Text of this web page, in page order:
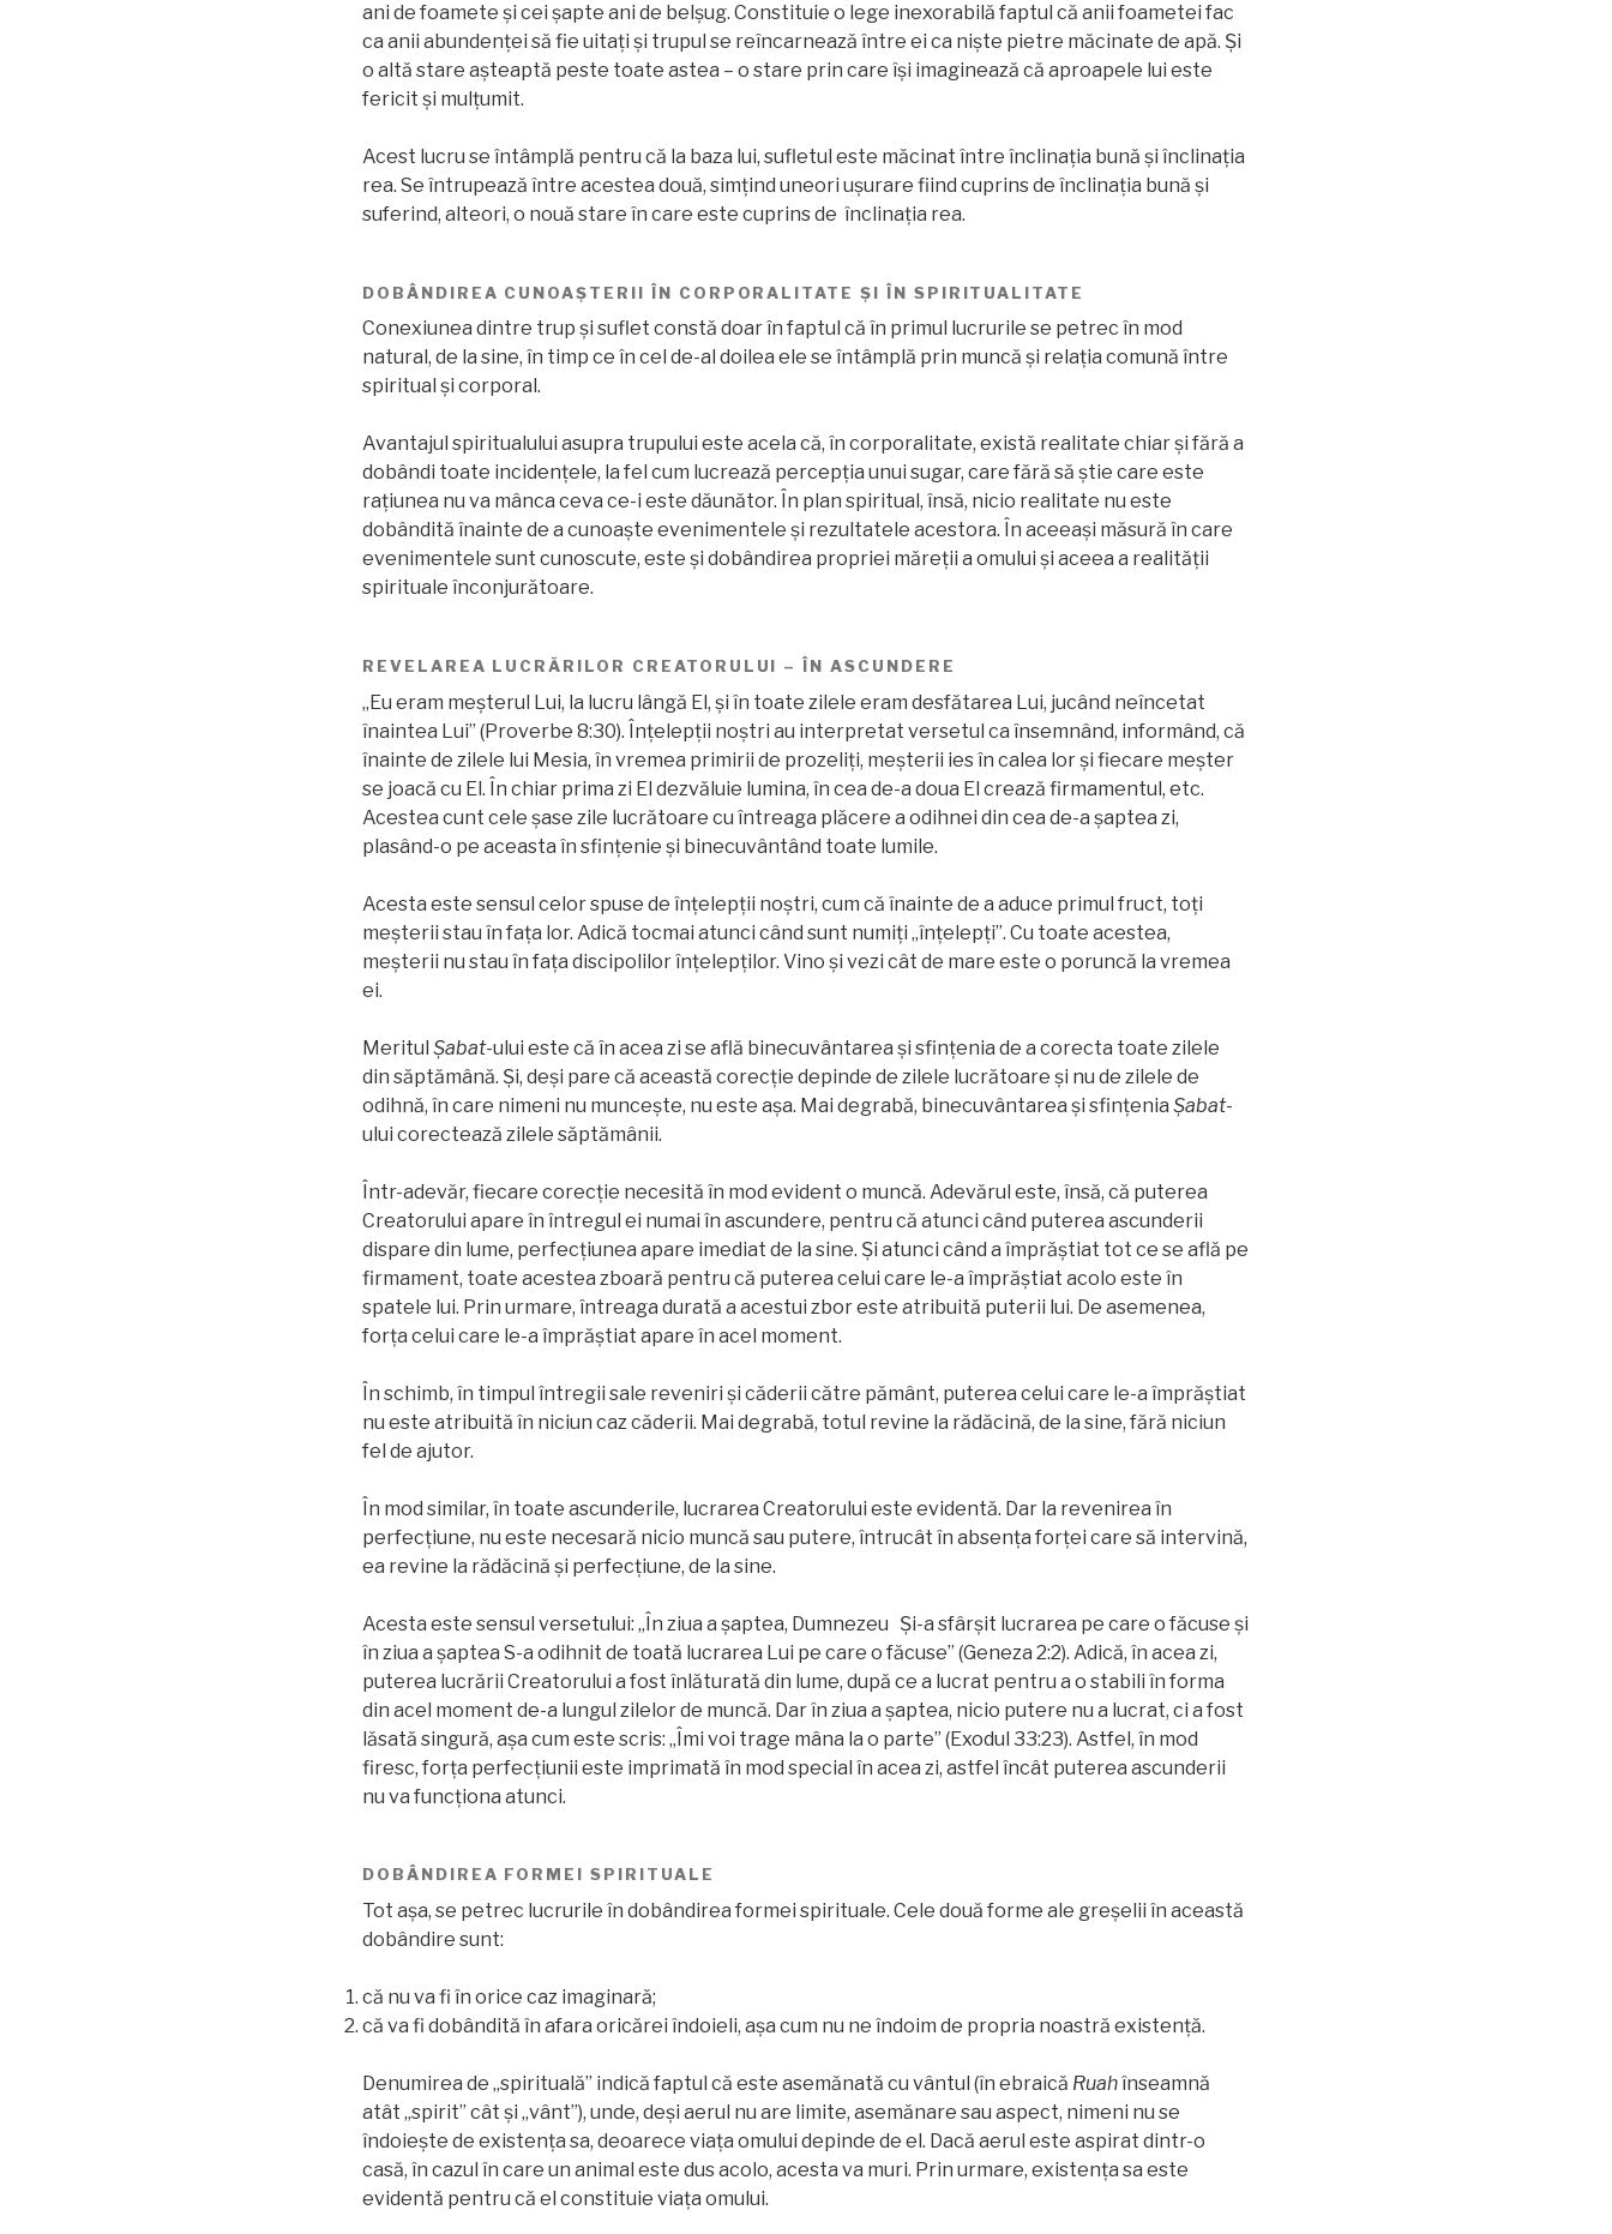
ani de foamete și cei șapte ani de belșug. Constituie o lege inexorabilă faptul că anii foametei fac
ca anii abundenței să fie uitați și trupul se reîncarnează între ei ca niște pietre măcinate de apă. Și
o altă stare așteaptă peste toate astea – o stare prin care îşi imaginează că aproapele lui este
fericit și mulțumit.
Acest lucru se întâmplă pentru că la baza lui, sufletul este măcinat între înclinația bună și înclinația
rea. Se întrupează între acestea două, simțind uneori ușurare fiind cuprins de înclinația bună și
suferind, alteori, o nouă stare în care este cuprins de înclinația rea.
DOBÂNDIREA CUNOAŞTERII ÎN CORPORALITATE ȘI ÎN SPIRITUALITATE
Conexiunea dintre trup și suflet constă doar în faptul că în primul lucrurile se petrec în mod
natural, de la sine, în timp ce în cel de-al doilea ele se întâmplă prin muncă și relația comună între
spiritual și corporal.
Avantajul spiritualului asupra trupului este acela că, în corporalitate, există realitate chiar și fără a
dobândi toate incidenţele, la fel cum lucrează percepția unui sugar, care fără să știe care este
raţiunea nu va mânca ceva ce-i este dăunător. În plan spiritual, însă, nicio realitate nu este
dobândită înainte de a cunoaşte evenimentele și rezultatele acestora. În aceeaşi măsură în care
evenimentele sunt cunoscute, este şi dobândirea propriei măreţii a omului și aceea a realității
spirituale înconjurătoare.
REVELAREA LUCRĂRILOR CREATORULUI – ÎN ASCUNDERE
„Eu eram meşterul Lui, la lucru lângă El, şi în toate zilele eram desfătarea Lui, jucând neîncetat
înaintea Lui” (Proverbe 8:30). Înțelepții noștri au interpretat versetul ca însemnând, informând, că
înainte de zilele lui Mesia, în vremea primirii de prozeliţi, meșterii ies în calea lor și fiecare meșter
se joacă cu El. În chiar prima zi El dezvăluie lumina, în cea de-a doua El crează firmamentul, etc.
Acestea cunt cele şase zile lucrătoare cu întreaga plăcere a odihnei din cea de-a şaptea zi,
plasând-o pe aceasta în sfinţenie şi binecuvântând toate lumile.
Acesta este sensul celor spuse de înțelepții noștri, cum că înainte de a aduce primul fruct, toți
meșterii stau în fața lor. Adică tocmai atunci când sunt numiți „înțelepți”. Cu toate acestea,
meșterii nu stau în fața discipolilor înțelepților. Vino și vezi cât de mare este o poruncă la vremea
ei.
Meritul Şabat-ului este că în acea zi se află binecuvântarea și sfințenia de a corecta toate zilele
din săptămână. Și, deși pare că această corecţie depinde de zilele lucrătoare și nu de zilele de
odihnă, în care nimeni nu munceşte, nu este așa. Mai degrabă, binecuvântarea și sfințenia Şabat-
ului corectează zilele săptămânii.
Într-adevăr, fiecare corecție necesită în mod evident o muncă. Adevărul este, însă, că puterea
Creatorului apare în întregul ei numai în ascundere, pentru că atunci când puterea ascunderii
dispare din lume, perfecțiunea apare imediat de la sine. Și atunci când a împrăştiat tot ce se află pe
firmament, toate acestea zboară pentru că puterea celui care le-a împrăştiat acolo este în
spatele lui. Prin urmare, întreaga durată a acestui zbor este atribuită puterii lui. De asemenea,
forța celui care le-a împrăştiat apare în acel moment.
În schimb, în ​​timpul întregii sale reveniri și căderii către pământ, puterea celui care le-a împrăştiat
nu este atribuită în niciun caz căderii. Mai degrabă, totul revine la rădăcină, de la sine, fără niciun
fel de ajutor.
În mod similar, în toate ascunderile, lucrarea Creatorului este evidentă. Dar la ​​revenirea în
perfecțiune, nu este necesară nicio muncă sau putere, întrucât în absența forței care să intervină,
ea revine la rădăcină și perfecțiune, de la sine.
Acesta este sensul versetului: „În ziua a şaptea, Dumnezeu Şi-a sfârşit lucrarea pe care o făcuse şi
în ziua a şaptea S-a odihnit de toată lucrarea Lui pe care o făcuse” (Geneza 2:2). Adică, în acea zi,
puterea lucrării Creatorului a fost înlăturată din lume, după ce a lucrat pentru a o stabili în forma
din acel moment de-a lungul zilelor de muncă. Dar în ziua a șaptea, nicio putere nu a lucrat, ci a fost
lăsată singură, așa cum este scris: „Îmi voi trage mâna la o parte” (Exodul 33:23). Astfel, în mod
firesc, forța perfecțiunii este imprimată în mod special în acea zi, astfel încât puterea ascunderii
nu va funcționa atunci.
DOBÂNDIREA FORMEI SPIRITUALE
Tot aşa, se petrec lucrurile în dobândirea formei spirituale. Cele două forme ale greşelii în această
dobândire sunt:
că nu va fi în orice caz imaginară;
că va fi dobândită în afara oricărei îndoieli, aşa cum nu ne îndoim de propria noastră existenţă.
Denumirea de „spirituală” indică faptul că este asemănată cu vântul (în ebraică Ruahînseamnă
atât „spirit” cât și „vânt”), unde, deși aerul nu are limite, asemănare sau aspect, nimeni nu se
îndoiește de existența sa, deoarece viața omului depinde de el. Dacă aerul este aspirat dintr-o
casă, în cazul în care un animal este dus acolo, acesta va muri. Prin urmare, existența sa este
evidentă pentru că el constituie viața omului.